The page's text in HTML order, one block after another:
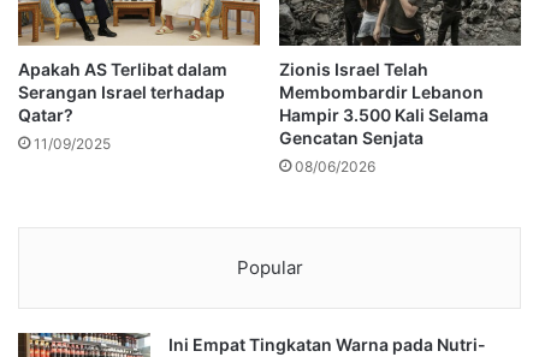
Apakah AS Terlibat dalam
Serangan Israel terhadap
Qatar?
11/09/2025
Zionis Israel Telah
Membombardir Lebanon
Hampir 3.500 Kali Selama
Gencatan Senjata
08/06/2026
Popular
Ini Empat Tingkatan Warna pada Nutri-